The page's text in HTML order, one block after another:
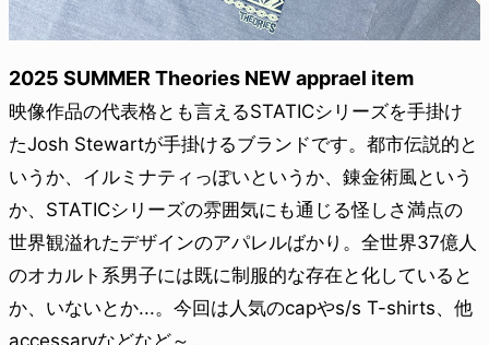
2025 SUMMER Theories NEW apprael item
映像作品の代表格とも言えるSTATICシリーズを手掛け
たJosh Stewartが手掛けるブランドです。都市伝説的と
いうか、イルミナティっぽいというか、錬金術風という
か、STATICシリーズの雰囲気にも通じる怪しさ満点の
世界観溢れたデザインのアパレルばかり。全世界37億人
のオカルト系男子には既に制服的な存在と化していると
か、いないとか...。今回は人気のcapやs/s T-shirts、他
accessaryなどなど～。